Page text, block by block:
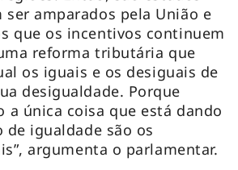
ser amparados pela União e
que os incentivos continuem
reforma tributária que
os iguais e os desiguais de
desigualdade. Porque
a única coisa que está dando
igualdade são os
argumenta o parlamentar.